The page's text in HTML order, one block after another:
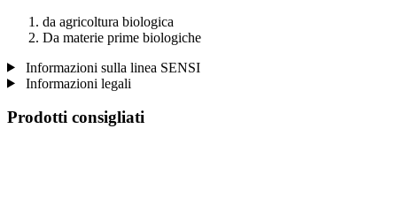
da agricoltura biologica
Da materie prime biologiche
Informazioni sulla linea SENSI
Informazioni legali
Prodotti consigliati